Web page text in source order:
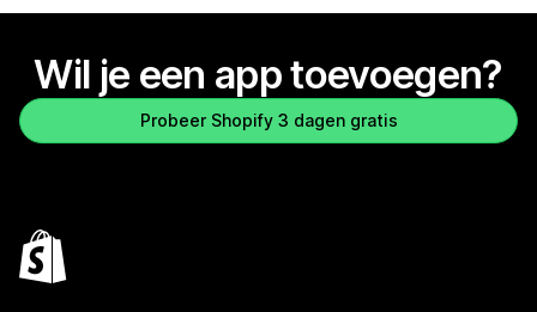
Wil je een app toevoegen?
Probeer Shopify 3 dagen gratis